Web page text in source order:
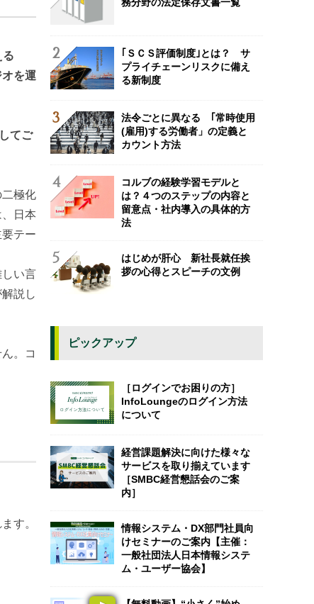
る
を運
てご
極化
日本
テー
い言
説し
。コ
す。
｢ＳＣＳ評価制度｣とは？ サ
プライチェーンリスクに備え
る新制度
法令ごとに異なる ｢常時使用
(雇用)する労働者」の定義と
カウント方法
コルブの経験学習モデルと
は？４つのステップの内容と
留意点・社内導入の具体的方
法
はじめが肝心 新社長就任挨
拶の心得とスピーチの文例
ピックアップ
［ログインでお困りの方］
InfoLoungeのログイン方法
について
経営課題解決に向けた様々な
サービスを取り揃えています
［SMBC経営懇話会のご案
内］
情報システム・DX部門社員向
けセミナーのご案内【主催：
一般社団法人日本情報システ
ム・ユーザー協会】